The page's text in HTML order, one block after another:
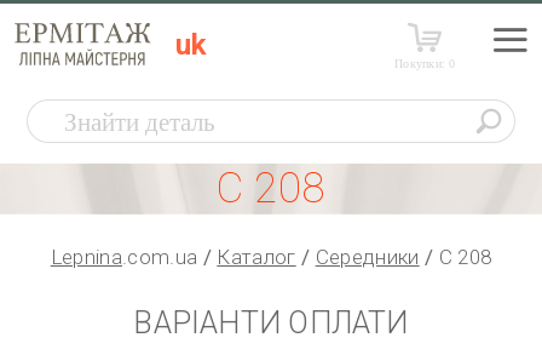
uk
Покупки:0
С 208
Lepnina.com.ua Каталог Середники С 208
ВАРІАНТИ ОПЛАТИ